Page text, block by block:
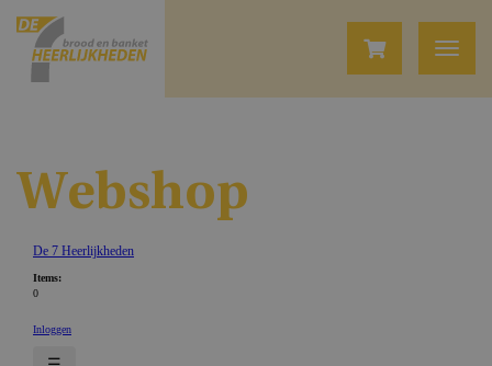
Webshop